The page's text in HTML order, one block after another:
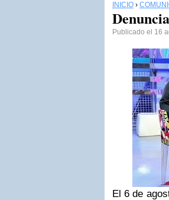
INICIO ›
Publicado el 16
El 6 de